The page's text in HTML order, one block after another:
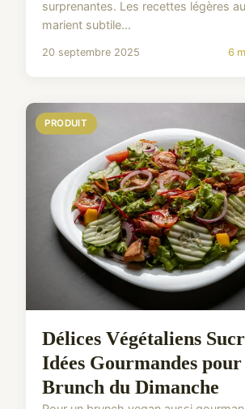
surprenantes. Les recettes légères
marient subtile...
20 septembre 2025 6
PRODUIT
Délices Végétaliens
Idées Gourmandes
Brunch du Dimanche